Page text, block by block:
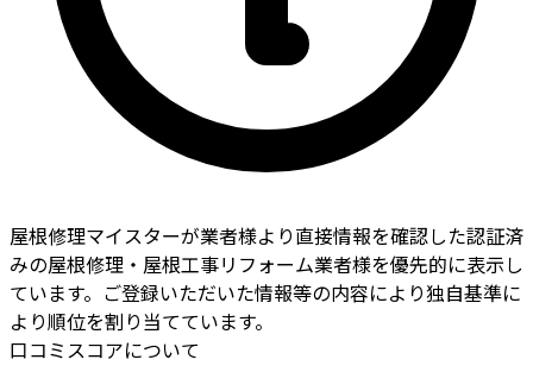
屋根修理マイスターが業者様より直接情報を確認した認証済
みの屋根修理・屋根工事リフォーム業者様を優先的に表示し
ています。ご登録いただいた情報等の内容により独自基準に
より順位を割り当てています。
口コミスコアについて